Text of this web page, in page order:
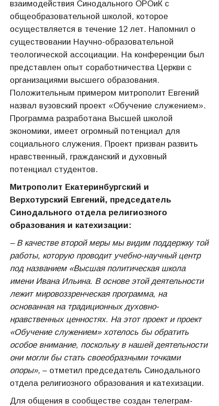
взаимодействия Синодального ОРОиК с
общеобразовательной школой, которое
осуществляется в течение 12 лет. Напомнил о
существовании Научно-образовательной
теологической ассоциации. На конференции был
представлен опыт соработничества Церкви с
организациями высшего образования.
Положительным примером митрополит Евгений
назвал вузовский проект «Обучение служением».
Программа разработана Высшей школой
экономики, имеет огромный потенциал для
социального служения. Проект призван развить
нравственный, гражданский и духовный
потенциал студентов.
Митрополит Екатеринбургский и
Верхотурский Евгений, председатель
Синодального отдела религиозного
образования и катехизации:
– В качестве второй меры мы видим поддержку той
работы, которую проводит учебно-научный центр
под названием «Высшая политическая школа
имени Ивана Ильина. В основе этой деятельности
лежит мировоззренческая программа, на
основанная на традиционных духовно-
нравственных ценностях. На этот проект и проект
«Обучение служением» хотелось бы обратить
особое внимание, поскольку в нашей деятельности
они могли бы стать своеобразными точками
опоры», – отметил председатель Синодального
отдела религиозного образования и катехизации.
Для общения в сообществе создан телеграм-